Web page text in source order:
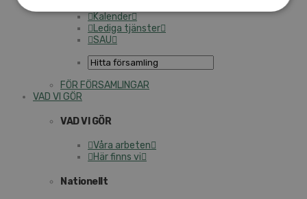
Kalender
Lediga tjänster
SAU
FÖR FÖRSAMLINGAR
VAD VI GÖR
VAD VI GÖR
Våra arbeten
Här finns vi
Nationellt